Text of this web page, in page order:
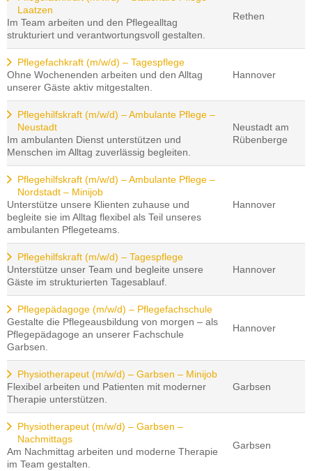
Laatzen
Im Team arbeiten und den Pflegealltag
strukturiert und verantwortungsvoll gestalten.
Rethen
Pflegefachkraft (m/w/d) – Tagespflege
Ohne Wochenenden arbeiten und den Alltag
unserer Gäste aktiv mitgestalten.
Hannover
Pflegehilfskraft (m/w/d) – Ambulante Pflege –
Neustadt
Im ambulanten Dienst unterstützen und
Menschen im Alltag zuverlässig begleiten.
Neustadt am
Rübenberge
Pflegehilfskraft (m/w/d) – Ambulante Pflege –
Nordstadt – Minijob
Unterstütze unsere Klienten zuhause und
begleite sie im Alltag flexibel als Teil unseres
ambulanten Pflegeteams.
Hannover
Pflegehilfskraft (m/w/d) – Tagespflege
Unterstütze unser Team und begleite unsere
Gäste im strukturierten Tagesablauf.
Hannover
Pflegepädagoge (m/w/d) – Pflegefachschule
Gestalte die Pflegeausbildung von morgen – als
Pflegepädagoge an unserer Fachschule
Garbsen.
Hannover
Physiotherapeut (m/w/d) – Garbsen – Minijob
Flexibel arbeiten und Patienten mit moderner
Therapie unterstützen.
Garbsen
Physiotherapeut (m/w/d) – Garbsen –
Nachmittags
Am Nachmittag arbeiten und moderne Therapie
im Team gestalten.
Garbsen